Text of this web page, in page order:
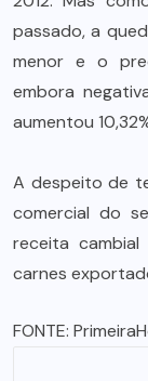
passado, a
menor e o
embora
aumentou
A despeito de
comercial do
receita
carnes
FONTE: